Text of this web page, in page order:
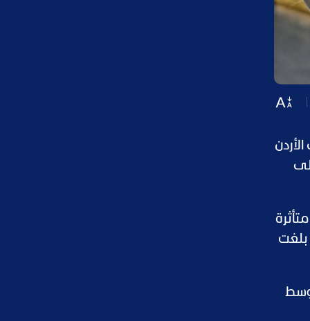
أدنى مستوياتها في نحو 3 أسابيع، متأثرة
بلغت